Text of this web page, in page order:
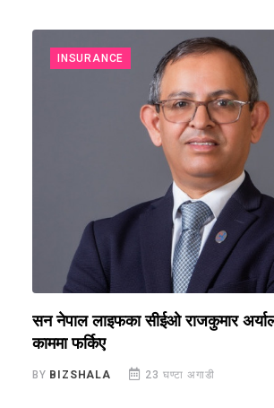
INSURANCE
सन नेपाल लाइफका सीईओ राजकुमार
काममा फर्किए
BY BIZSHALA 23 घण्टा अगाडी